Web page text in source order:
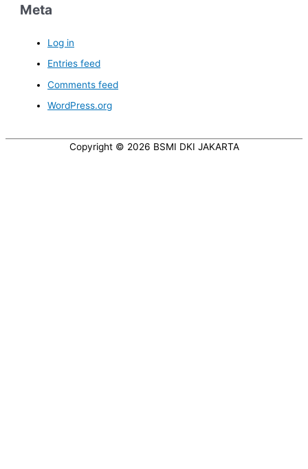
Meta
Log in
Entries feed
Comments feed
WordPress.org
Copyright © 2026 BSMI DKI JAKARTA